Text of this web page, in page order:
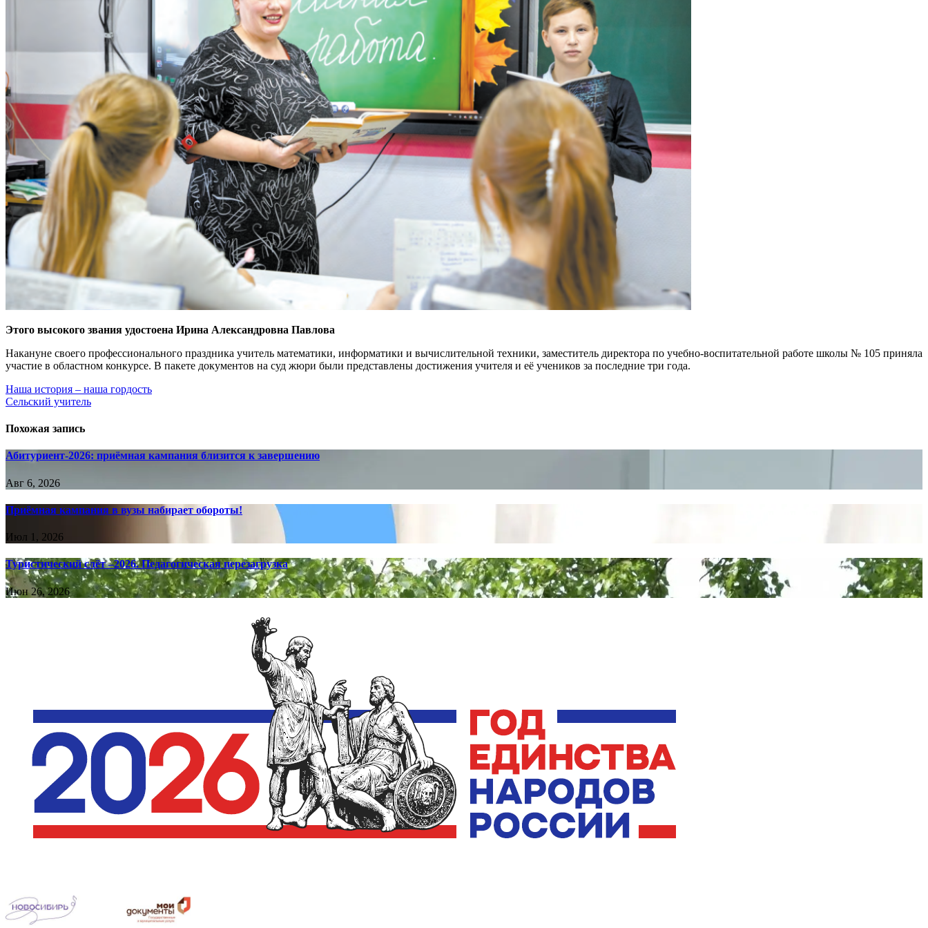
Этого высокого звания удостоена Ирина Александровна Павлова
Накануне своего профессионального праздника учитель математики, информатики и вычислительной техники, заместитель директора по учебно-воспитательной работе школы № 105 приняла
участие в областном конкурсе. В пакете документов на суд жюри были представлены достижения учителя и её учеников за последние три года.
Навигация
по
записям
Наша история – наша гордость
Сельский учитель
Похожая запись
Абитуриент-2026: приёмная кампания близится к завершению
Авг 6, 2026
Приёмная кампания в вузы набирает обороты!
Июл 1, 2026
Туристический слёт –2026. Педагогическая перезагрузка
Июн 26, 2026